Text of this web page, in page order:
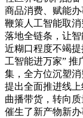
商品消费、赋能
鞭策人工智能取
落地全链条，让
近糊口程度不竭
工智能进万家”
集，全方位沉塑
提出全面推进线
曲播带货，转向
催生了新产物新